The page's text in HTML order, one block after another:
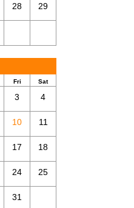
28 29
Fri Sat
3 4
10 11
17 18
24 25
31